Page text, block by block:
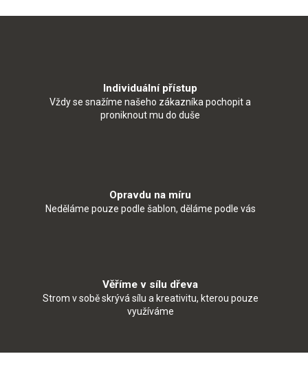
Individuální přístup
Vždy se snažíme našeho zákazníka pochopit a
proniknout mu do duše
Opravdu na míru
Neděláme pouze podle šablon, děláme podle vás
Věříme v sílu dřeva
Strom v sobě skrývá sílu a kreativitu, kterou pouze
využíváme